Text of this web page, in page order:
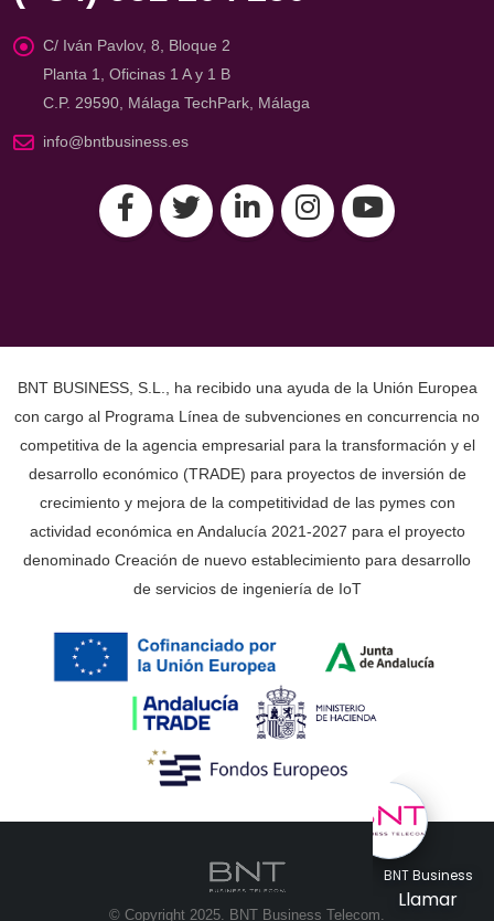
C/ Iván Pavlov, 8, Bloque 2
Planta 1, Oficinas 1 A y 1 B
C.P. 29590, Málaga TechPark, Málaga
info@bntbusiness.es
BNT BUSINESS, S.L., ha recibido una ayuda de la Unión Europea
con cargo al Programa Línea de subvenciones en concurrencia no
competitiva de la agencia empresarial para la transformación y el
desarrollo económico (TRADE) para proyectos de inversión de
crecimiento y mejora de la competitividad de las pymes con
actividad económica en Andalucía 2021-2027 para el proyecto
denominado Creación de nuevo establecimiento para desarrollo
de servicios de ingeniería de IoT
© Copyright 2025. BNT Business Telecom.
BNT Business
Llamar